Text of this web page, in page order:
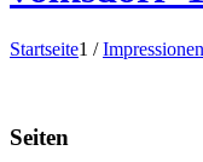
Startseite1 / Impressionen
Seiten